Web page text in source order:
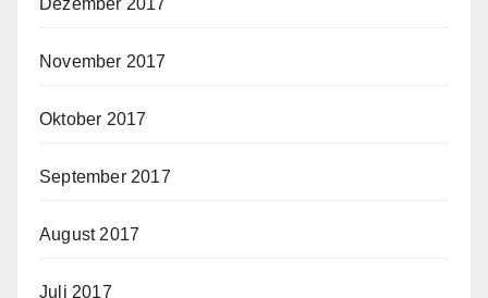
November 2017
Oktober 2017
September 2017
August 2017
Juli 2017